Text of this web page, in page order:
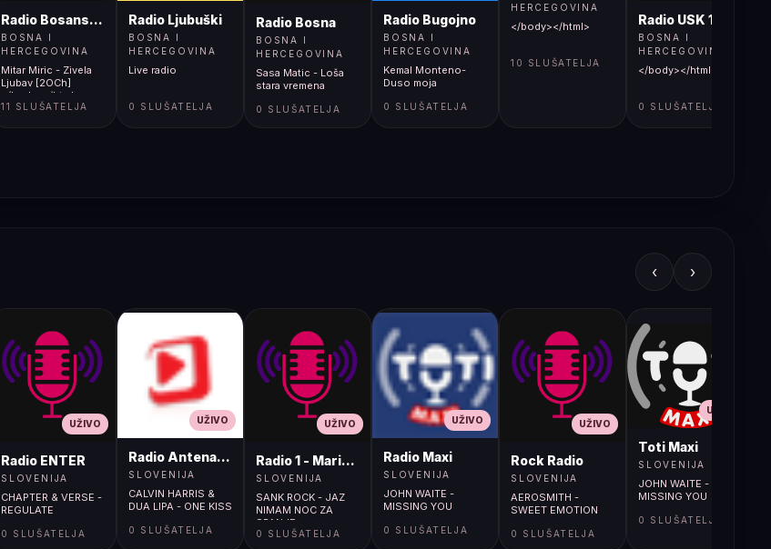
Radio Bosanski Brod
BOSNA I
HERCEGOVINA
Mitar Miric - Zivela
Ljubav [2OCh]
</body></html>
11 SLUŠATELJA
Radio Ljubuški
BOSNA I
HERCEGOVINA
Live radio
0 SLUŠATELJA
Radio Bosna
BOSNA I
HERCEGOVINA
Sasa Matic - Loša
stara vremena
0 SLUŠATELJA
Radio Bugojno
BOSNA I
HERCEGOVINA
Kemal Monteno-
Duso moja
0 SLUŠATELJA
HERCEGOVINA
</body></html>
10 SLUŠATELJA
Radio USK 1
BOSNA I
HERCEGOVINA
</body></html>
0 SLUŠATELJA
‹ ›
UŽIVO
Radio ENTER
SLOVENIJA
CHAPTER & VERSE -
REGULATE
0 SLUŠATELJA
UŽIVO
Radio Antena (105.2MHz)
SLOVENIJA
CALVIN HARRIS &
DUA LIPA - ONE KISS
0 SLUŠATELJA
UŽIVO
Radio 1 - Maribor (107.9MHz)
SLOVENIJA
SANK ROCK - JAZ
NIMAM NOC ZA
SPANJE
0 SLUŠATELJA
UŽIVO
Radio Maxi
SLOVENIJA
JOHN WAITE -
MISSING YOU
0 SLUŠATELJA
UŽIVO
Rock Radio
SLOVENIJA
AEROSMITH -
SWEET EMOTION
0 SLUŠATELJA
UŽIVO
Toti Maxi
SLOVENIJA
JOHN WAITE -
MISSING YOU
0 SLUŠATELJA